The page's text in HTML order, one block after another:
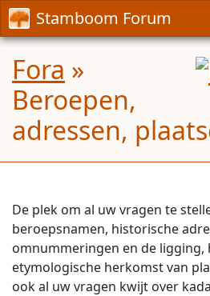
Stamboom Forum
Fora »
Beroepen,
adressen,
De plek om al uw vragen te
beroepsnamen, historische
omnummeringen en de ligging,
etymologische herkomst van
ook al uw vragen kwijt over